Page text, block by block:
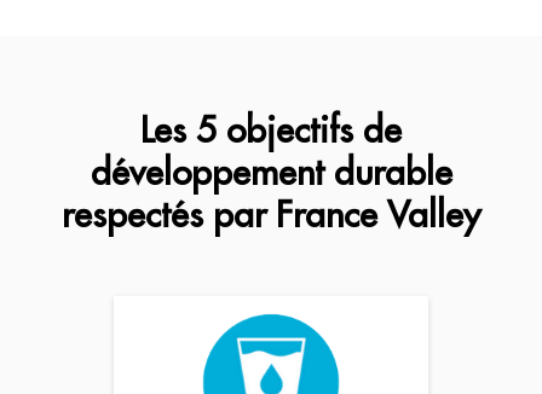
Les 5 objectifs de
développement durable
respectés par France Valley